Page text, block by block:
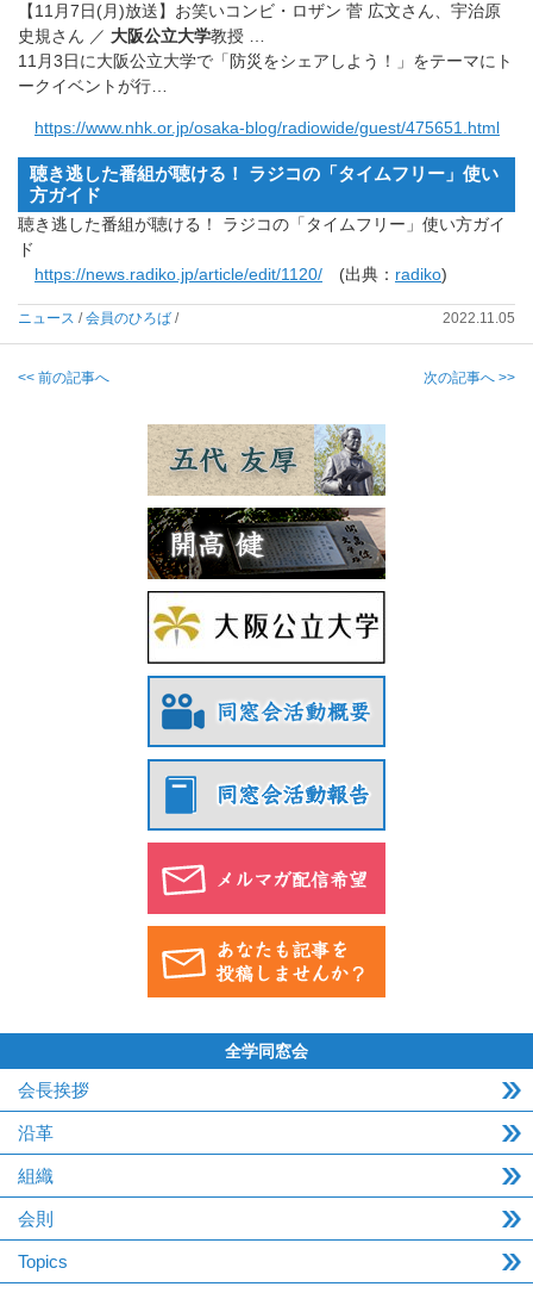
【11月7日(月)放送】お笑いコンビ・ロザン 菅 広文さん、宇治原
史規さん ／ 大阪公立大学教授 …
11月3日に大阪公立大学で「防災をシェアしよう！」をテーマにト
ークイベントが行…
https://www.nhk.or.jp/osaka-blog/radiowide/guest/475651.html
聴き逃した番組が聴ける！ ラジコの「タイムフリー」使い
方ガイド
聴き逃した番組が聴ける！ ラジコの「タイムフリー」使い方ガイ
ド
https://news.radiko.jp/article/edit/1120/ (出典： radiko)
ニュース /会員のひろば / 2022.11.05
<< 前の記事へ 次の記事へ >>
全学同窓会
会長挨拶
沿革
組織
会則
Topics